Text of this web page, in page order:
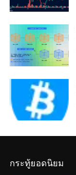
กระทู้ยอดนิยม